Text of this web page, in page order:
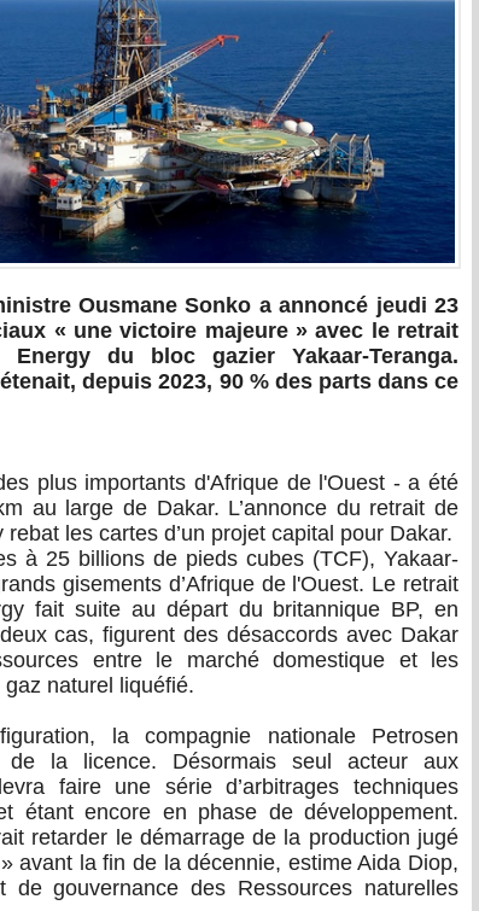
Ousmane Sonko a annoncé jeudi 23
« une victoire majeure » avec le retrait
Energy du bloc gazier Yakaar-Teranga.
depuis 2023, 90 % des parts dans ce
plus importants d'Afrique de l'Ouest - a été
au large de Dakar. L’annonce du retrait de
rebat les cartes d’un projet capital pour Dakar.
à 25 billions de pieds cubes (TCF), Yakaar-
gisements d’Afrique de l'Ouest. Le retrait
fait suite au départ du britannique BP, en
cas, figurent des désaccords avec Dakar
entre le marché domestique et les
naturel liquéfié.
la compagnie nationale Petrosen
de la licence. Désormais seul acteur aux
faire une série d’arbitrages techniques
étant encore en phase de développement.
retarder le démarrage de la production jugé
avant la fin de la décennie, estime Aida Diop,
de gouvernance des Ressources naturelles